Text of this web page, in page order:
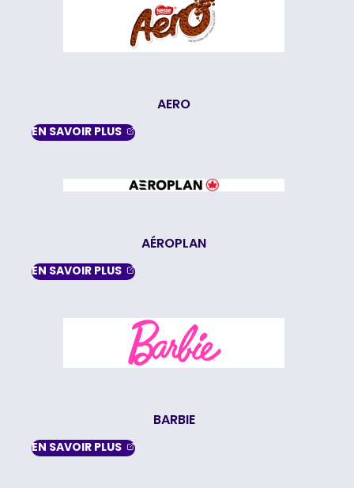
AERO
EN SAVOIR PLUS , OPENS IN A NEW TAB
AÉROPLAN
EN SAVOIR PLUS , OPENS IN A NEW TAB
BARBIE
EN SAVOIR PLUS , OPENS IN A NEW TAB